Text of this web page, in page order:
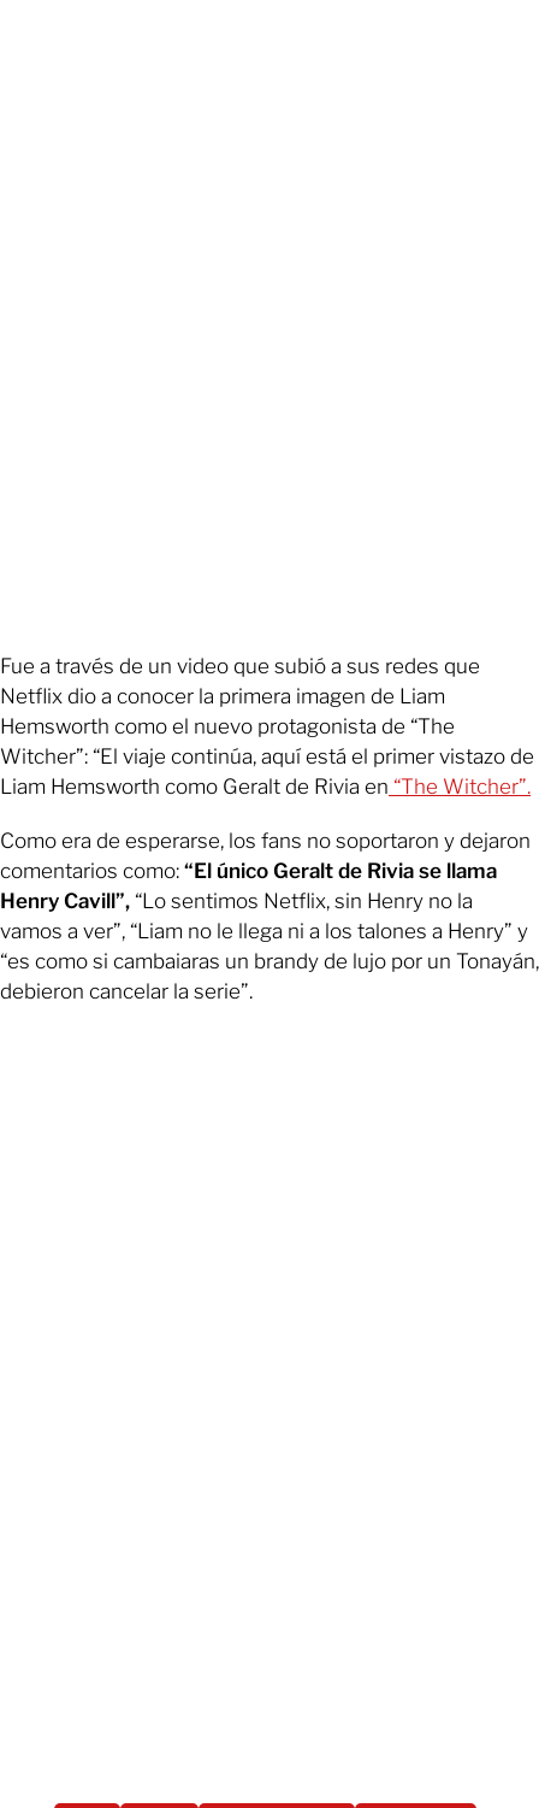
Fue a través de un video que subió a sus redes que
Netflix dio a conocer la primera imagen de Liam
Hemsworth como el nuevo protagonista de “The
Witcher”: “El viaje continúa, aquí está el primer vistazo de
Liam Hemsworth como Geralt de Rivia en “The Witcher”.
Como era de esperarse, los fans no soportaron y dejaron
comentarios como: “El único Geralt de Rivia se llama
Henry Cavill”, “Lo sentimos Netflix, sin Henry no la
vamos a ver”, “Liam no le llega ni a los talones a Henry” y
“es como si cambaiaras un brandy de lujo por un Tonayán,
debieron cancelar la serie”.